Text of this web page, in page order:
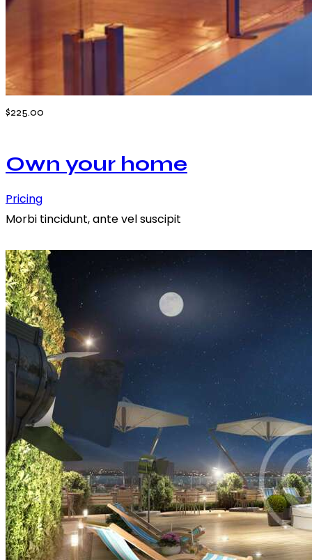
$225.00
Own your home
Pricing
Morbi tincidunt, ante vel suscipit